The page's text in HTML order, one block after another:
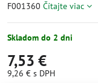
F001360 Čítajte viac
Skladom do 2 dni
7,53 €
9,26 € s DPH